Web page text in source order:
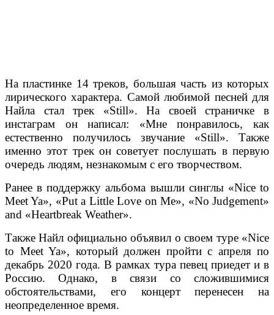
На пластинке 14 треков, большая часть из которых
лирического характера. Самой любимой песней для
Найла стал трек «Still». На своей страничке в
инстаграм он написал: «Мне понравилось, как
естественно получилось звучание «Still». Также
именно этот трек он советует послушать в первую
очередь людям, незнакомым с его творчеством.
Ранее в поддержку альбома вышли синглы «Nice to
Meet Ya», «Put a Little Love on Me», «No Judgement»
and «Heartbreak Weather».
Также Найл официально объявил о своем туре «Nice
to Meet Ya», который должен пройти с апреля по
декабрь 2020 года. В рамках тура певец приедет и в
Россию. Однако, в связи со сложившимися
обстоятельствами, его концерт перенесен на
неопределенное время.